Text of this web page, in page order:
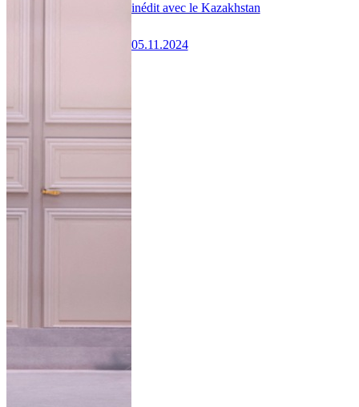
inédit avec le Kazakhstan
05.11.2024